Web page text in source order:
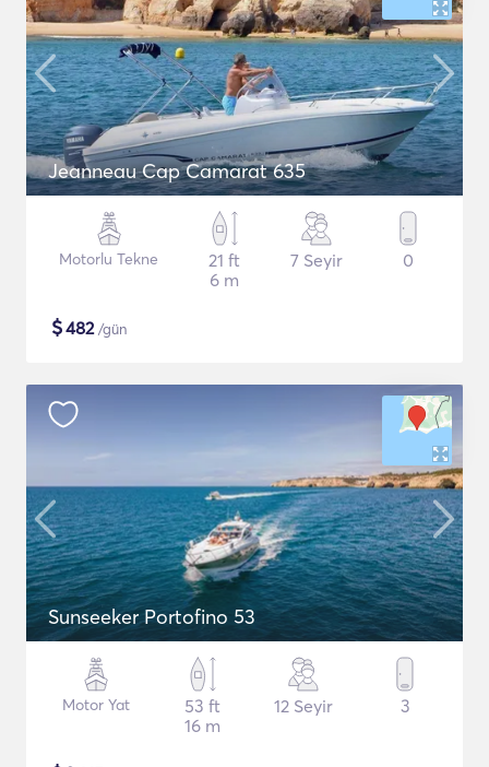
Jeanneau Cap Camarat 635
Motorlu Tekne
21 ft
6 m
7 Seyir 0
$482/gün
Sunseeker Portofino 53
Motor Yat
53 ft
16 m
12 Seyir 3